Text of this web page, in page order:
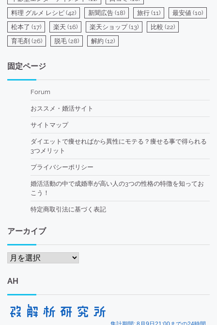
料理 グルメ レシピ (42) 新聞広告 (18) 旅行 (11) 最安値 (10)
松本了 (17) 楽天 (16) 楽天ショップ(13) 比較 (22)
育毛剤 (26) 脱毛 (28) 解約 (12)
固定ページ
Forum
おススメ・婚活サイト
サイトマップ
ダイエットで痩せればから異性にモテる？痩せる事で得られる
3つメリット
プライバシーポリシー
婚活活動の中で成婚率が高い人の3つの性格の特徴を知ってお
こう！
特定商取引法に基づく表記
アーカイブ
ア
カ
イ
AH